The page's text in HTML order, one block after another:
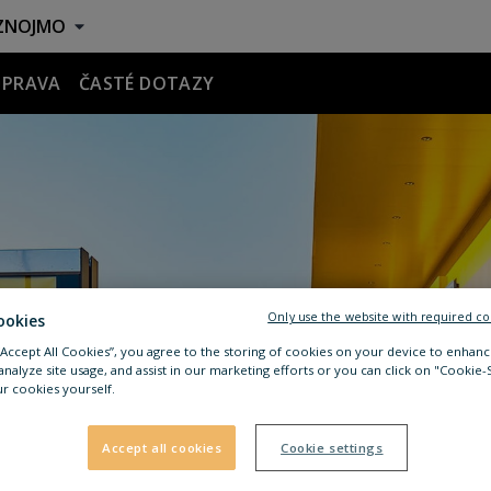
ČASTÉ DOTAZY
All Cookies”, you agree to the storing of cookies on your device to
site usage, and assist in our marketing efforts or you can click on
cookies yourself.
Accept all cookies Cookie settings
Only use the website with required